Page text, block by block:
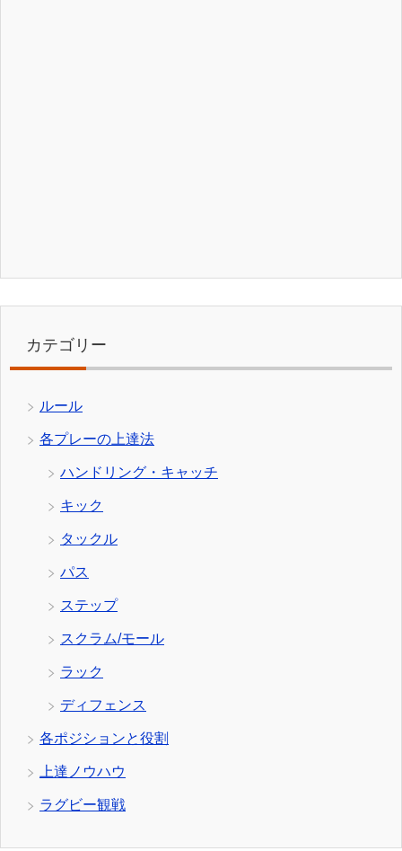
カテゴリー
ルール
各プレーの上達法
ハンドリング・キャッチ
キック
タックル
パス
ステップ
スクラム/モール
ラック
ディフェンス
各ポジションと役割
上達ノウハウ
ラグビー観戦